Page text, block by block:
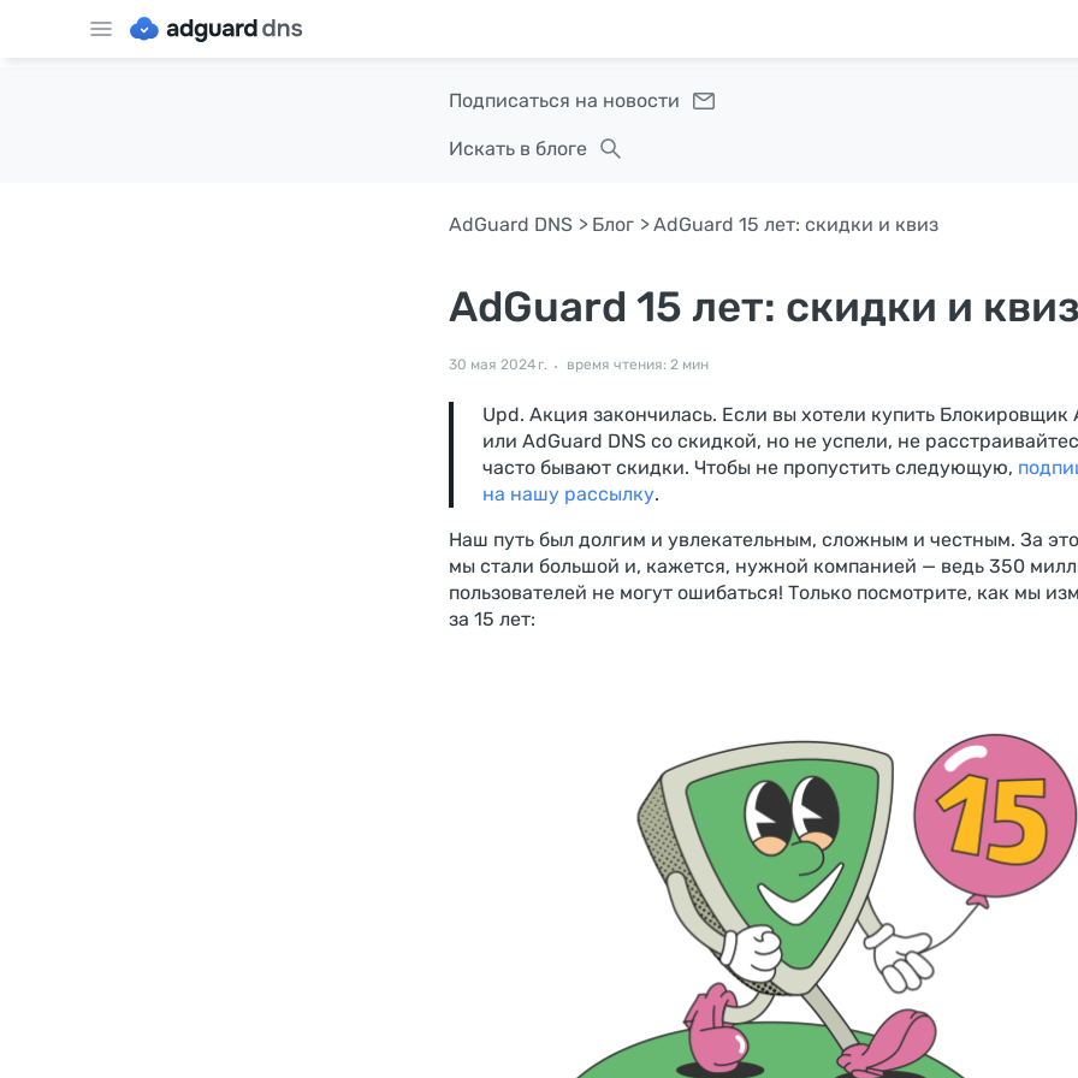
Подписаться на новости
Искать в блоге
AdGuard DNS Блог AdGuard 15 лет: скидки и квиз
AdGuard 15 лет: скидки и квиз
30 мая 2024 г. время чтения: 2 мин
Upd. Акция закончилась. Если вы хотели купить Блокировщик
или AdGuard DNS со скидкой, но не успели, не
часто бывают скидки. Чтобы не пропустить следующую,
на нашу рассылку.
Наш путь был долгим и увлекательным, сложным и честным. За
мы стали большой и, кажется, нужной компанией — ведь 350
пользователей не могут ошибаться! Только посмотрите, как мы
за 15 лет: